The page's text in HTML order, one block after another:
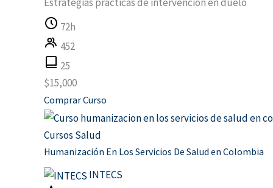
72h
452
25
$15,000
Comprar Curso
Cursos Salud
Humanización En Los Servicios De Salud en Colombia
INTECS